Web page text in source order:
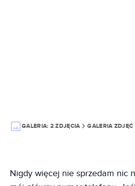
GALERIA: 2 ZDJĘCIA GALERIA ZDJĘĆ
Nigdy więcej nie sprzedam nic